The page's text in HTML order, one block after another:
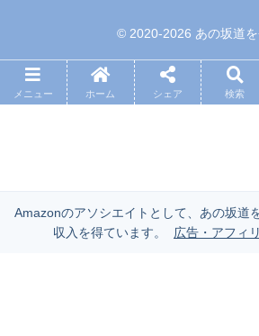
© 2020-2026 あの坂道を
メニュー ホーム シェア 検索
Amazonのアソシエイトとして、あの坂道
収入を得ています。
広告・アフィ